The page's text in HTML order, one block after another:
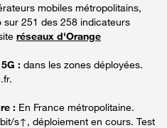
mobiles métropolitains,
251 des 258 indicateurs
réseaux d'Orange
: dans les zones déployées.
: En France métropolitaine.
s↑, déploiement en cours. Test